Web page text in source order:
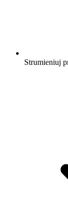
Strumieniuj